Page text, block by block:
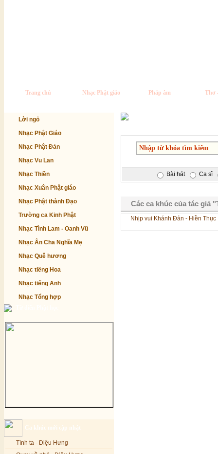
Trang chủ Nhạc Phật giáo Pháp âm Thơ
Lời ngỏ
Nhạc Phật Giáo
Nhạc Phật Đản
Nhạc Vu Lan
Nhạc Thiền
Nhạc Xuân Phật giáo
Nhạc Phật thành Đạo
Trường ca Kinh Phật
Nhạc Tình Lam - Oanh Vũ
Nhạc Ân Cha Nghĩa Mẹ
Nhạc Quê hương
Nhạc tiếng Hoa
Nhạc tiếng Anh
Nhạc Tổng hợp
Ca khúc mới cập nhật
Tình ta - Diệu Hưng
Bài hát Ca sĩ
Các ca khúc của tác giả
Nhịp vui Khánh Đản - Hiền Thục